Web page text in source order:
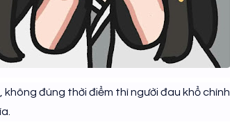
đúng thời điểm thì người đau khổ chính